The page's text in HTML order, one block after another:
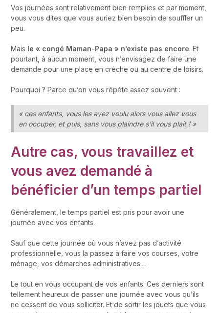
Vos journées sont relativement bien remplies et par moment,
vous vous dites que vous auriez bien besoin de souffler un
peu.
Mais le « congé Maman-Papa » n’existe pas encore. Et
pourtant, à aucun moment, vous n’envisagez de faire une
demande pour une place en crèche ou au centre de loisirs.
Pourquoi ? Parce qu’on vous répète assez souvent :
« ces enfants, vous les avez voulu alors vous allez vous
en occuper, et puis, sans vous plaindre s’il vous plait ! »
Autre cas,vous travaillez et
vous avez demandé à
bénéficier d’un temps partiel
Généralement, le temps partiel est pris pour avoir une
journée avec vos enfants.
Sauf que cette journée où vous n’avez pas d’activité
professionnelle, vous la passez à faire vos courses, votre
ménage, vos démarches administratives…
Le tout en vous occupant de vos enfants. Ces derniers sont
tellement heureux de passer une journée avec vous qu’ils
ne cessent de vous solliciter. Et de sortir les jouets que vous